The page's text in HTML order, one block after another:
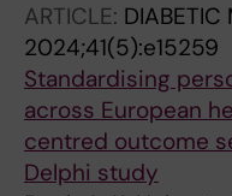
ARTICLE: DIABETIC
2024;41(5):e15259
Standardising
across European
centred outcome
Delphi study